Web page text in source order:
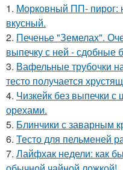
1. Морковный ПП- пирог:
вкусный.
2. Печенье "Земелах".
выпечку с ней - сдобные
3. Вафельные трубочки
тесто получается
4. Чизкейк без выпечки с
орехами.
5. Блинчики с заварным
6. Тесто для пельменей
7. Лайфхак недели: как